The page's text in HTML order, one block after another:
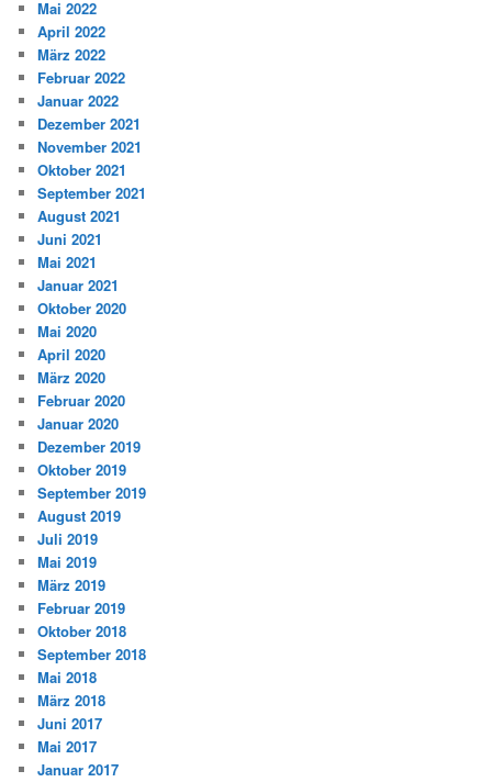
Mai 2022
April 2022
März 2022
Februar 2022
Januar 2022
Dezember 2021
November 2021
Oktober 2021
September 2021
August 2021
Juni 2021
Mai 2021
Januar 2021
Oktober 2020
Mai 2020
April 2020
März 2020
Februar 2020
Januar 2020
Dezember 2019
Oktober 2019
September 2019
August 2019
Juli 2019
Mai 2019
März 2019
Februar 2019
Oktober 2018
September 2018
Mai 2018
März 2018
Juni 2017
Mai 2017
Januar 2017